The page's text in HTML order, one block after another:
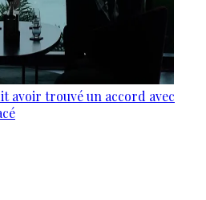
avoir trouvé un accord avec